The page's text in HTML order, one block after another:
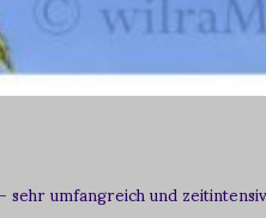
umfangreich und